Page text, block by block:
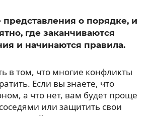
о порядке, и
где заканчиваются
и начинаются правила.
в том, что многие конфликты
Если вы знаете, что
а что нет, вам будет проще
или защитить свои